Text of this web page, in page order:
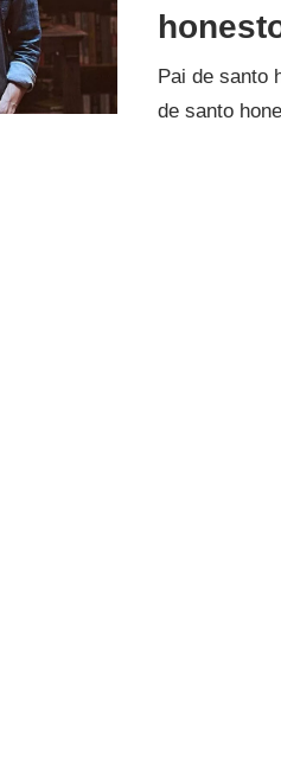
Pai de santo
de santo